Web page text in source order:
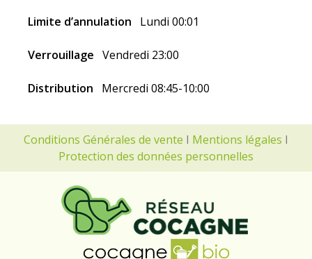
Limite d’annulation Lundi 00:01
Verrouillage Vendredi 23:00
Distribution Mercredi 08:45-10:00
Conditions Générales de vente I Mentions légales I
Protection des données personnelles